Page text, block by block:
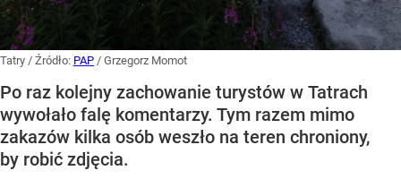
Tatry / Źródło: PAP / Grzegorz Momot
Po raz kolejny zachowanie turystów w Tatrach
wywołało falę komentarzy. Tym razem mimo
zakazów kilka osób weszło na teren chroniony,
by robić zdjęcia.